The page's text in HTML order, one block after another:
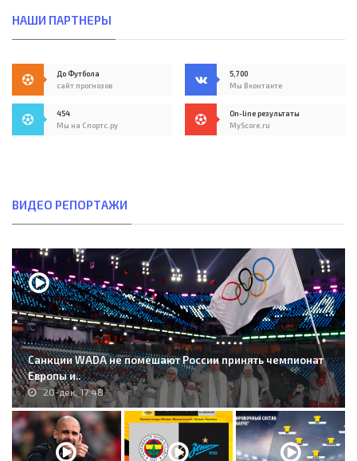
НАШИ ПАРТНЕРЫ
До Футбола
сайт прогнозов
5,700
Мы Вконтакте
454
Мы на Спортс.ру
On-line результаты
MyScore.ru
ВИДЕО РЕПОРТАЖИ
Санкции WADA не помешают России принять чемпионат
Европы и..
20-дек, 17:48